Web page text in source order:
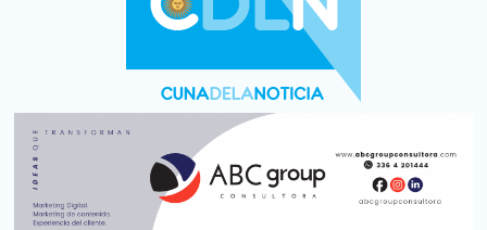
denuncia crisis como en 2001
Vacaciones de invierno con más movimiento y consumo
turístico: 4,6 millones de personas viajaron por el país, un 5,9%